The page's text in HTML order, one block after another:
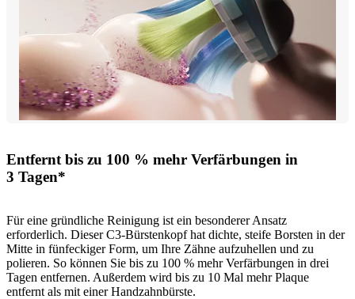
Entfernt bis zu 100 % mehr Verfärbungen in
3 Tagen*
Für eine gründliche Reinigung ist ein besonderer Ansatz
erforderlich. Dieser C3-Bürstenkopf hat dichte, steife Borsten in der
Mitte in fünfeckiger Form, um Ihre Zähne aufzuhellen und zu
polieren. So können Sie bis zu 100 % mehr Verfärbungen in drei
Tagen entfernen. Außerdem wird bis zu 10 Mal mehr Plaque
entfernt als mit einer Handzahnbürste.